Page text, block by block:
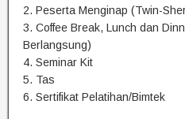
2. Peserta Menginap (Twin-
3. Coffee Break, Lunch dan
Berlangsung)
4. Seminar Kit
5. Tas
6. Sertifikat Pelatihan/Bimtek